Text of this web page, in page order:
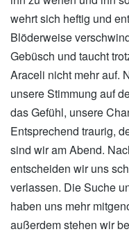
wehrt sich heftig und
Blöderweise
Gebüsch und taucht
Araceli nicht mehr auf.
unsere Stimmung auf
das Gefühl, unsere
Entsprechend traurig,
sind wir am Abend.
entscheiden wir uns
verlassen. Die Suche
haben uns mehr
außerdem stehen wir